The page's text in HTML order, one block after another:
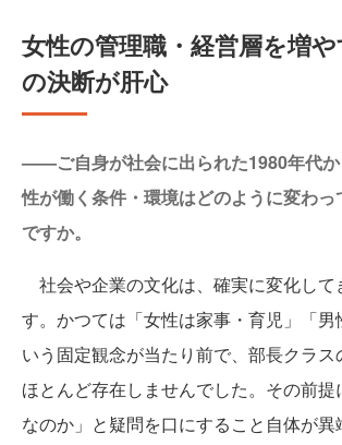
女性の管理職・経営層を増
の決断が肝心
——ご自身が社会に出られた1980年代
性が働く条件・環境はどのように変わっ
ですか。
社会や企業の文化は、確実に変化して
す。かつては「女性は家事・育児」「男
いう固定観念が当たり前で、部長クラス
ほとんど存在しませんでした。その前
なのか」と疑問を口にすること自体が異